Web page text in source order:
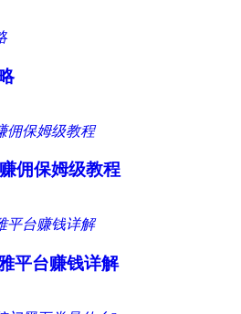
佣保姆级教程
平台赚钱详解